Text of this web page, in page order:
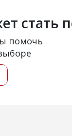
стать
помочь